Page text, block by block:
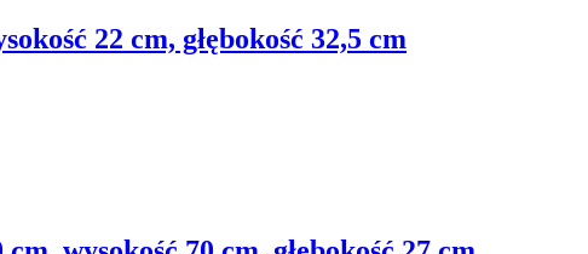
22 cm, głębokość 32,5 cm